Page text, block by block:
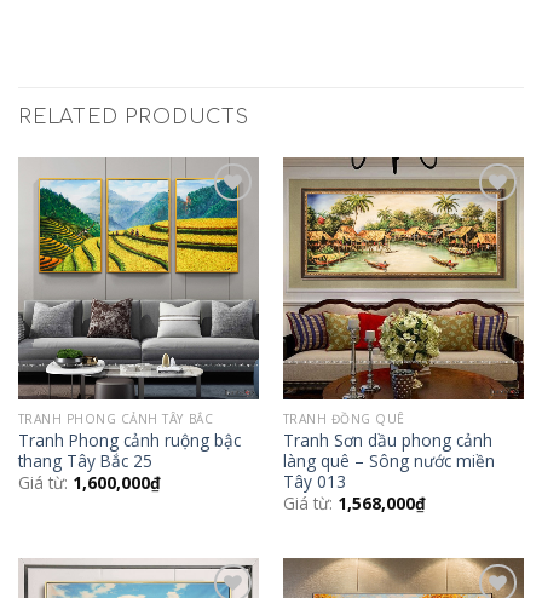
RELATED PRODUCTS
Add to
Wishlist
TRANH PHONG CẢNH TÂY BẮC
Tranh Phong cảnh ruộng bậc
thang Tây Bắc 25
Giá từ: 1,600,000₫
Add to
Wishlist
TRANH ĐỒNG QUÊ
Tranh Sơn dầu phong cảnh
làng quê – Sông nước miền
Tây 013
Giá từ: 1,568,000₫